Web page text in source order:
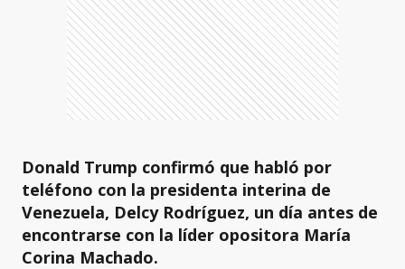
Donald Trump confirmó que habló por
teléfono con la presidenta interina de
Venezuela, Delcy Rodríguez, un día antes de
encontrarse con la líder opositora María
Corina Machado.